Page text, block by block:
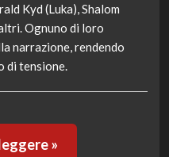
Kyd (Luka), Shalom
Ognuno di loro
narrazione, rendendo
di tensione.
»